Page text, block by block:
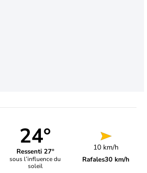
24°
Ressenti 27°
sous l’influence du
soleil
10 km/h
Rafales30 km/h